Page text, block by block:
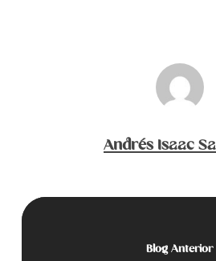
Andrés Isaac
Blog Anterior